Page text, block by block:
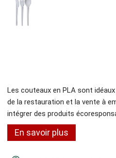
Les couteaux en PLA sont
de la restauration et la vente à
intégrer des produits
En savoir plus